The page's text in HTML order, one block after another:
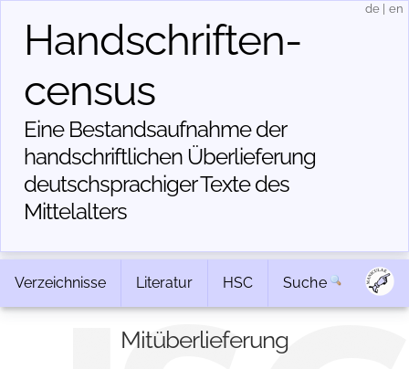
Handschriften­
census
Eine Bestandsaufnahme der
handschriftlichen Über­lieferung
deutschsprachiger Texte des
Mittelalters
de en
Verzeichnisse Literatur HSC Suche
Mitüberlieferung